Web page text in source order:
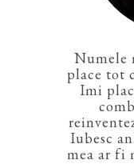
Numele
place tot
Imi
Iubesc
mea ar fi